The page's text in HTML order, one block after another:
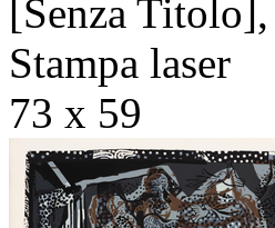
[Senza Titolo],
Stampa laser
73 x 59